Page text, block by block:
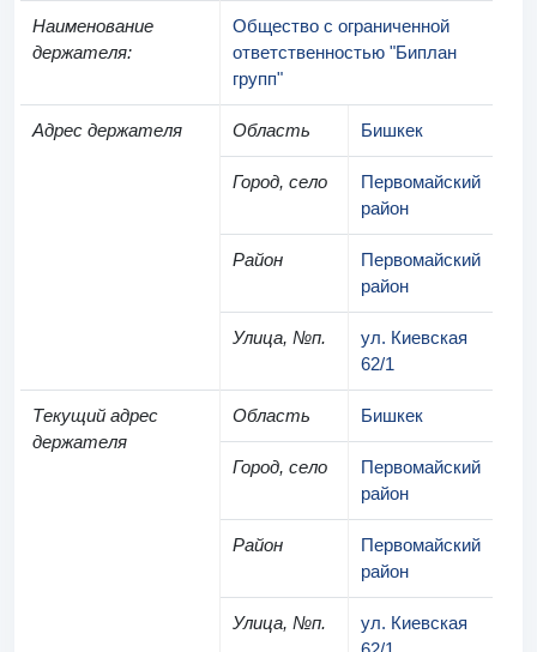
Наименование
держателя:
Общество с ограниченной
ответственностью "Биплан
групп"
Адрес держателя Область Бишкек
Город, село
Первомайский
район
Район
Первомайский
район
Улица, №п.
ул. Киевская
62/1
Текущий адрес
держателя
Область Бишкек
Город, село
Первомайский
район
Район
Первомайский
район
Улица, №п.
ул. Киевская